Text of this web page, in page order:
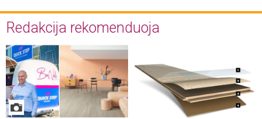
Redakcija rekomenduoja